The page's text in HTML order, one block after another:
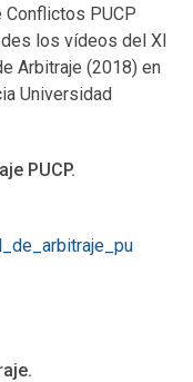
Conflictos PUCP
los vídeos del XI
Arbitraje (2018) en
Universidad
PUCP.